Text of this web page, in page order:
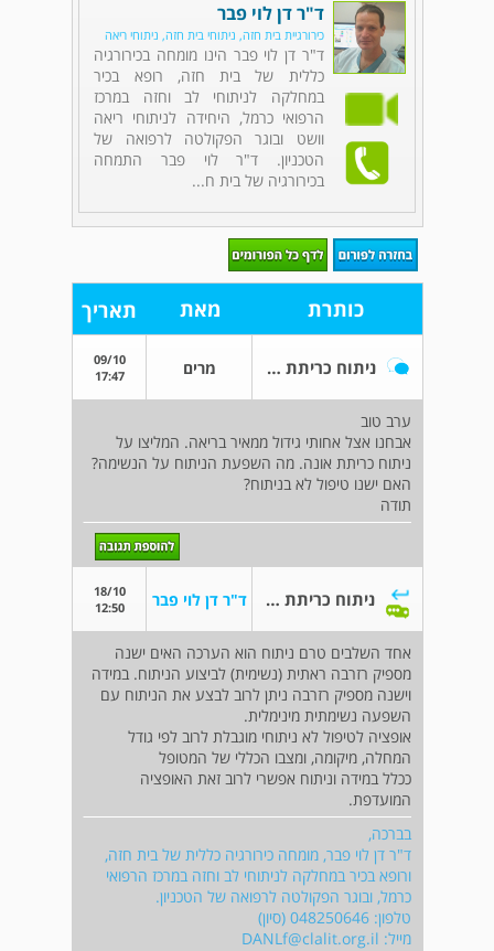
ד"ר דן לוי פבר
כירורגיית בית חזה, ניתוחי בית חזה, ניתוחי ריאה
ד"ר דן לוי פבר הינו מומחה בכירורגיה
כללית של בית חזה, רופא בכיר
במחלקה לניתוחי לב וחזה במרכז
הרפואי כרמל, היחידה לניתוחי ריאה
וושט ובוגר הפקולטה לרפואה של
הטכניון. ד"ר לוי פבר התמחה
בכירורגיה של בית ח...
כותרת מאת תאריך
ניתוח כריתת אונה מרים
09/10
17:47
ערב טוב
אבחנו אצל אחותי גידול ממאיר בריאה. המליצו על
ניתוח כריתת אונה. מה השפעת הניתוח על הנשימה?
האם ישנו טיפול לא בניתוח?
תודה
ניתוח כריתת אונה ד"ר דן לוי פבר
18/10
12:50
אחד השלבים טרם ניתוח הוא הערכה האים ישנה
מספיק רזרבה ראתית (נשימית) לביצוע הניתוח. במידה
וישנה מספיק רזרבה ניתן לרוב לבצע את הניתוח עם
השפעה נשימתית מינימלית.
אופציה לטיפול לא ניתוחי מוגבלת לרוב לפי גודל
המחלה, מיקומה, ומצבו הכללי של המטופל
ככלל במידה וניתוח אפשרי לרוב זאת האופציה
המועדפת.
בברכה,
ד"ר דן לוי פבר, מומחה כירורגיה כללית של בית חזה,
ורופא בכיר במחלקה לניתוחי לב וחזה במרכז הרפואי
כרמל, ובוגר הפקולטה לרפואה של הטכניון.
טלפון: 048250646 (סיון)
מייל: DANLf@clalit.org.il